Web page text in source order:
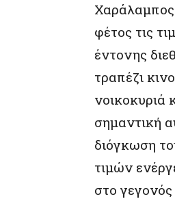
φέτος τις
έντονης
τραπέζι
νοικοκυριά
σημαντική
διόγκωση
τιμών
στο